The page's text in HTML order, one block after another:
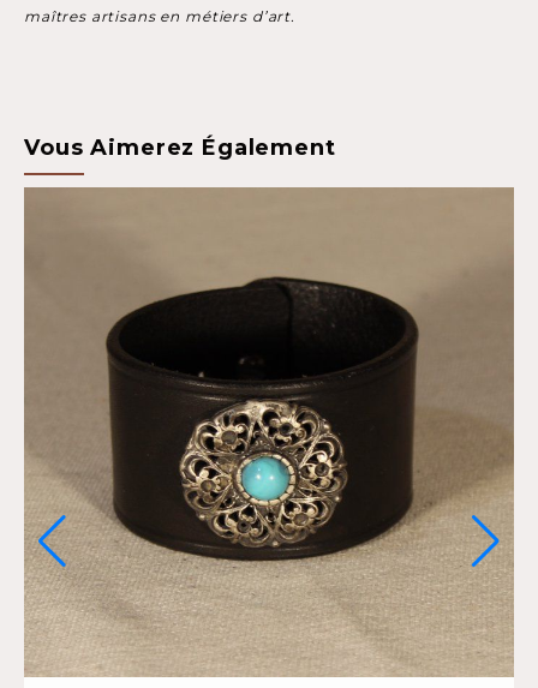
maîtres artisans en métiers d’art.
Vous Aimerez Également